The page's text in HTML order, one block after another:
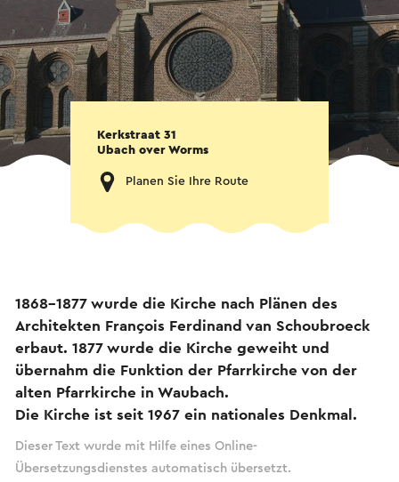
Kerkstraat 31
Ubach over Worms
Planen Sie Ihre Route
1868-1877 wurde die Kirche nach Plänen des
Architekten François Ferdinand van Schoubroeck
erbaut. 1877 wurde die Kirche geweiht und
übernahm die Funktion der Pfarrkirche von der
alten Pfarrkirche in Waubach.
Die Kirche ist seit 1967 ein nationales Denkmal.
Dieser Text wurde mit Hilfe eines Online-
Übersetzungsdienstes automatisch übersetzt.